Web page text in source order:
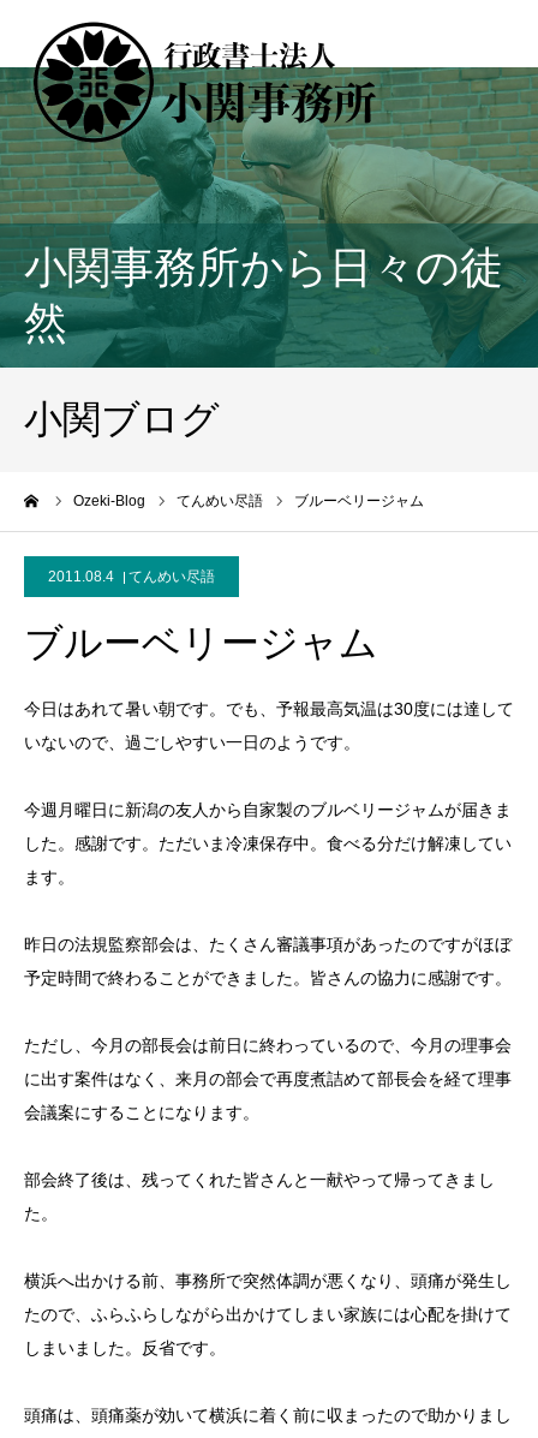
小関事務所から日々の徒
然
小関ブログ
Ozeki-Blog てんめい尽語 ブルーベリージャム
2011.08.4 てんめい尽語
ブルーベリージャム
今日はあれて暑い朝です。でも、予報最高気温は30度には達して
いないので、過ごしやすい一日のようです。
今週月曜日に新潟の友人から自家製のブルベリージャムが届きま
した。感謝です。ただいま冷凍保存中。食べる分だけ解凍してい
ます。
昨日の法規監察部会は、たくさん審議事項があったのですがほぼ
予定時間で終わることができました。皆さんの協力に感謝です。
ただし、今月の部長会は前日に終わっているので、今月の理事会
に出す案件はなく、来月の部会で再度煮詰めて部長会を経て理事
会議案にすることになります。
部会終了後は、残ってくれた皆さんと一献やって帰ってきまし
た。
横浜へ出かける前、事務所で突然体調が悪くなり、頭痛が発生し
たので、ふらふらしながら出かけてしまい家族には心配を掛けて
しまいました。反省です。
頭痛は、頭痛薬が効いて横浜に着く前に収まったので助かりまし